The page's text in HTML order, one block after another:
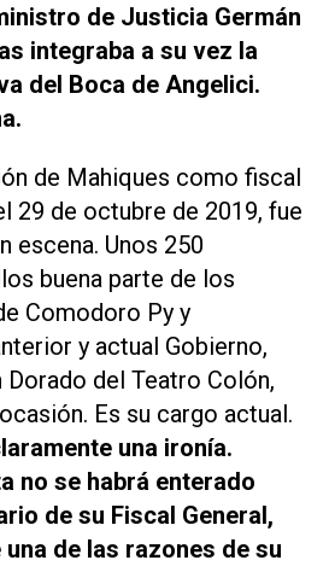
de Justicia Germán
integraba a su vez la
del Boca de Angelici.
de Mahiques como fiscal
29 de octubre de 2019, fue
escena. Unos 250
buena parte de los
Comodoro Py y
y actual Gobierno,
del Teatro Colón,
Es su cargo actual.
una ironía.
no se habrá enterado
de su Fiscal General,
de las razones de su